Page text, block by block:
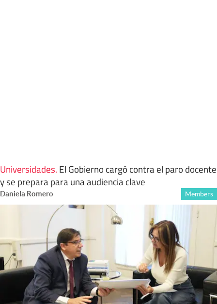
Universidades. El Gobierno cargó contra el paro docente
y se prepara para una audiencia clave
Daniela Romero Members